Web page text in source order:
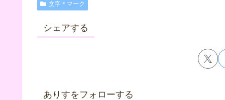
文字＊マーク
シェアする
ありすをフォローする